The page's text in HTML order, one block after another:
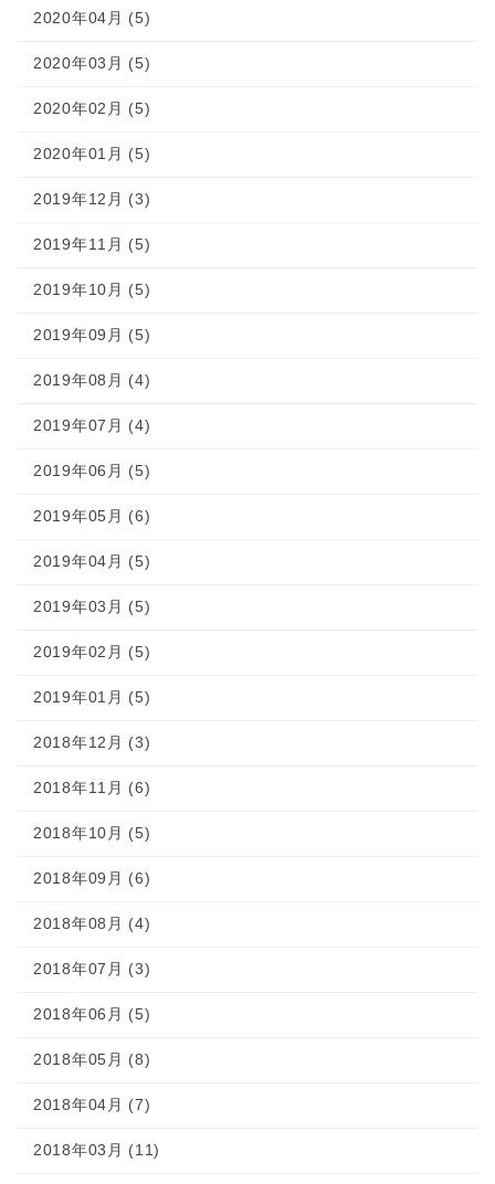
2020年04月 (5)
2020年03月 (5)
2020年02月 (5)
2020年01月 (5)
2019年12月 (3)
2019年11月 (5)
2019年10月 (5)
2019年09月 (5)
2019年08月 (4)
2019年07月 (4)
2019年06月 (5)
2019年05月 (6)
2019年04月 (5)
2019年03月 (5)
2019年02月 (5)
2019年01月 (5)
2018年12月 (3)
2018年11月 (6)
2018年10月 (5)
2018年09月 (6)
2018年08月 (4)
2018年07月 (3)
2018年06月 (5)
2018年05月 (8)
2018年04月 (7)
2018年03月 (11)